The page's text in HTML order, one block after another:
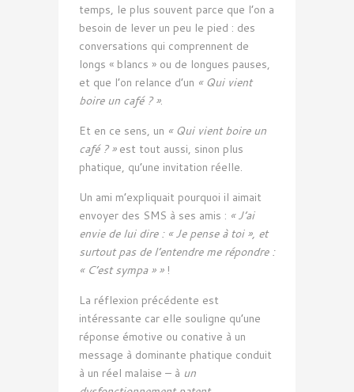
temps, le plus souvent parce que l’on a
besoin de lever un peu le pied : des
conversations qui comprennent de
longs « blancs » ou de longues pauses,
et que l’on relance d’un « Qui vient
boire un café ? ».
Et en ce sens, un « Qui vient boire un
café ? »est tout aussi, sinon plus
phatique, qu’une invitation réelle.
Un ami m’expliquait pourquoi il aimait
envoyer des SMS à ses amis : « J’ai
envie de lui dire : « Je pense à toi », et
surtout pas de l’entendre me répondre :
« C’est sympa » »!
La réflexion précédente est
intéressante car elle souligne qu’une
réponse émotive ou conative à un
message à dominante phatique conduit
à un réel malaise – à un